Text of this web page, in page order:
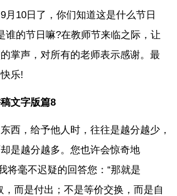
月10日了，你们知道这是什么节日
谁的节日嘛?在教师节来临之际，让
掌声，对所有的老师表示感谢。最
乐!
文字版篇8
西，给予他人时，往往是越分越少，
是越分越多。您也许会惊奇地
将毫不迟疑的回答您：“那就是
，而是付出；不是等价交换，而是自